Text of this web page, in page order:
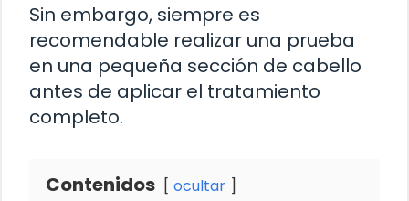
Sin embargo, siempre es
recomendable realizar una prueba
en una pequeña sección de cabello
antes de aplicar el tratamiento
completo.
Contenidos ocultar